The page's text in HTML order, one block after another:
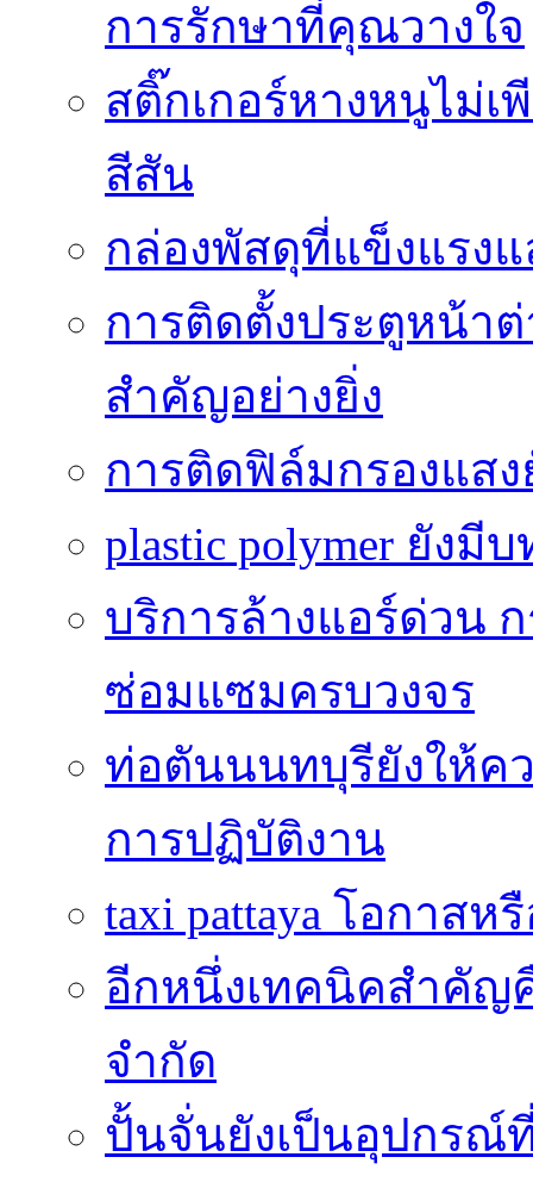
การรักษาที่คุณวางใจ
สติ๊กเกอร์หางหนูไม่เ
สีสัน
กล่องพัสดุที่แข็งแรง
การติดตั้งประตูหน้า
สำคัญอย่างยิ่ง
การติดฟิล์มกรองแสง
plastic polymer ยัง
บริการล้างแอร์ด่วน
ซ่อมแซมครบวงจร
ท่อตันนนทบุรียังให้ค
การปฏิบัติงาน
taxi pattaya โอกาส
อีกหนึ่งเทคนิคสำคัญ
จำกัด
ปั้นจั่นยังเป็นอุปกรณ์